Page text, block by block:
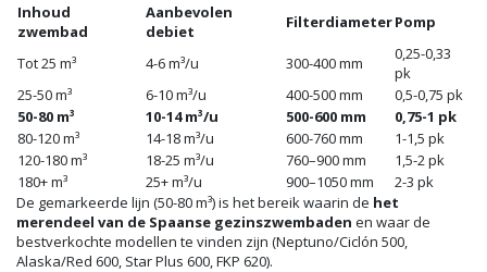
Inhoud
zwembad
Aanbevolen
debiet
FilterdiameterPomp
Tot 25 m³ 4-6 m³/u 300-400 mm
0,25-0,33
pk
25-50 m³
6-10 m³/u 400-500 mm
0,5-0,75 pk
50-80 m³
10-14 m³/u 500-600 mm
0,75-1 pk
80-120 m³
14-18 m³/u 600-760 mm
1-1,5 pk
120-180 m³
18-25 m³/u 760–900 mm
1,5-2 pk
180+ m³
25+ m³/u 900–1050 mm
2-3 pk
De gemarkeerde lijn (50-80 m³) is het bereik waarin de het
merendeel van de Spaanse gezinszwembaden en waar de
bestverkochte modellen te vinden zijn (Neptuno/Ciclón 500,
Alaska/Red 600, Star Plus 600, FKP 620).